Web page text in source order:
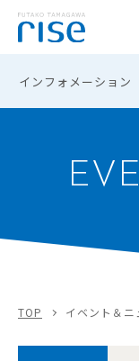
インフォメーション
TOP イベント＆ニ